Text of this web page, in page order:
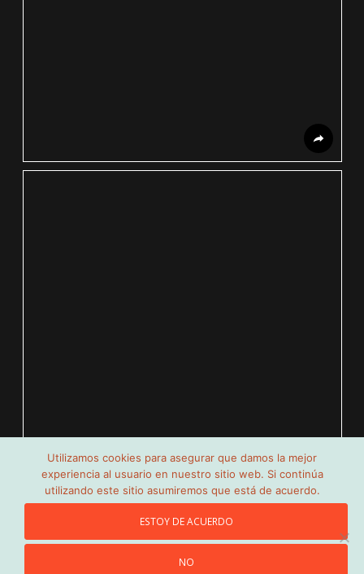
BIENVENIDOS
Utilizamos cookies para asegurar que damos la mejor
experiencia al usuario en nuestro sitio web. Si continúa
utilizando este sitio asumiremos que está de acuerdo.
ESTOY DE ACUERDO
NO